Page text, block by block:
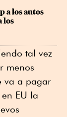
a los autos
los
tal vez
menos
va a pagar
EU la